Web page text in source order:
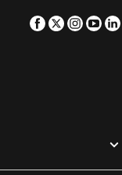
Facebook
Twitter